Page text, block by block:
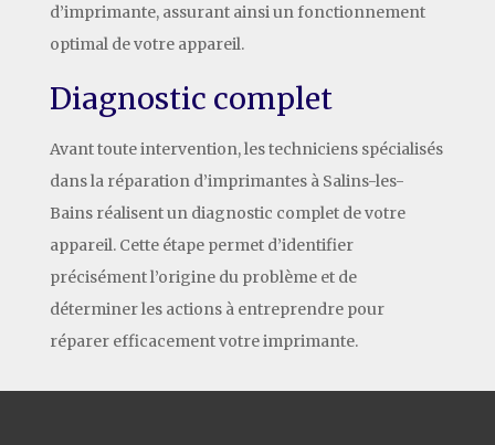
d’imprimante, assurant ainsi un fonctionnement
optimal de votre appareil.
Diagnostic complet
Avant toute intervention, les techniciens spécialisés
dans la réparation d’imprimantes à Salins-les-
Bains réalisent un diagnostic complet de votre
appareil. Cette étape permet d’identifier
précisément l’origine du problème et de
déterminer les actions à entreprendre pour
réparer efficacement votre imprimante.